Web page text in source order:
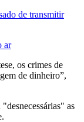
de transmitir
ar
os crimes de
de dinheiro”,
as